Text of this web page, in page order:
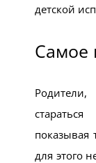
детской
Самое
для этого